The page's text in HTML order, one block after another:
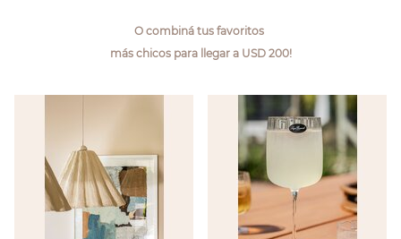
O combiná tus favoritos
más chicos para llegar a USD 200!